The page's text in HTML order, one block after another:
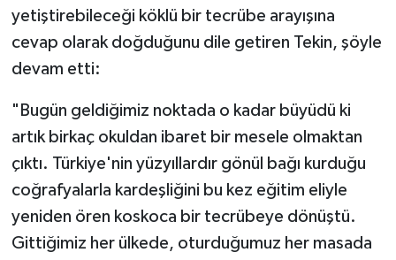
yetiştirebileceği köklü bir tecrübe arayışına
cevap olarak doğduğunu dile getiren Tekin, şöyle
devam etti:
"Bugün geldiğimiz noktada o kadar büyüdü ki
artık birkaç okuldan ibaret bir mesele olmaktan
çıktı. Türkiye'nin yüzyıllardır gönül bağı kurduğu
coğrafyalarla kardeşliğini bu kez eğitim eliyle
yeniden ören koskoca bir tecrübeye dönüştü.
Gittiğimiz her ülkede, oturduğumuz her masada